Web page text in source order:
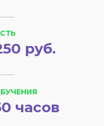
часов
руб.